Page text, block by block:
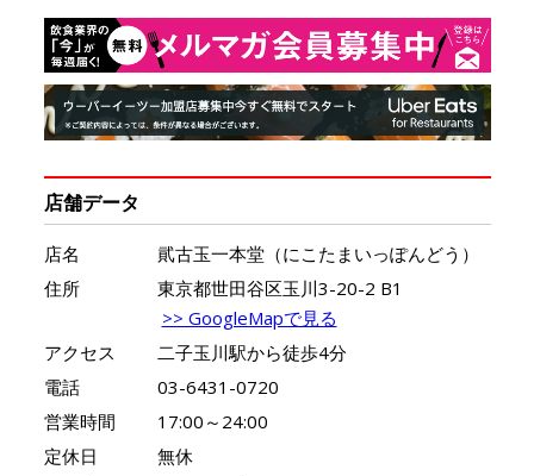
店舗データ
店名
貮古玉一本堂（にこたまいっぽんどう）
住所
東京都世田谷区玉川3-20-2 B1
>> GoogleMapで見る
アクセス
二子玉川駅から徒歩4分
電話
03-6431-0720
営業時間
17:00～24:00
定休日
無休